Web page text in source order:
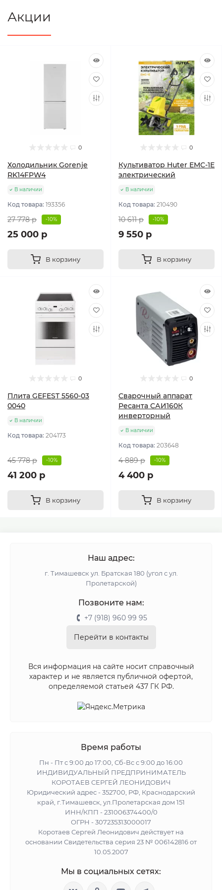
Акции
0
Холодильник Gorenje
RK14FPW4
В наличии
Код товара: 193356
27 778 р -10%
25 000 р
В корзину
0
Культиватор Huter ЕМС-1E
электрический
В наличии
Код товара: 210490
10 611 р -10%
9 550 р
В корзину
0
Плита GEFEST 5560-03
0040
В наличии
Код товара: 204173
45 778 р -10%
41 200 р
В корзину
0
Сварочный аппарат
Ресанта САИ160К
инверторный
В наличии
Код товара: 203648
4 889 р -10%
4 400 р
В корзину
Наш адрес:
г. Тимашевск ул. Братская 180 (угол с ул.
Пролетарской)
Позвоните нам:
+7 (918) 960 99 95
Перейти в контакты
Вся информация на сайте носит справочный
характер и не является публичной офертой,
определяемой статьей 437 ГК РФ.
Время работы
Пн - Пт с 9:00 до 17:00, Сб-Вс с 9:00 до 16:00
ИНДИВИДУАЛЬНЫЙ ПРЕДПРИНИМАТЕЛЬ
КОРОТАЕВ СЕРГЕЙ ЛЕОНИДОВИЧ
Юридический адрес - 352700, РФ, Краснодарский
край, г.Тимашевск, ул.Пролетарская дом 151
ИНН/КПП - 231006374400/0
ОГРН - 307235313000017
Коротаев Сергей Леонидович действует на
основании Свидетельства серия 23 № 006142816 от
10.05.2007
Мы в социальных сетях: